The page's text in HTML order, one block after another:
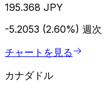
195.368 JPY
-5.2053 (2.60%) 週次
チャートを見る
カナダドル